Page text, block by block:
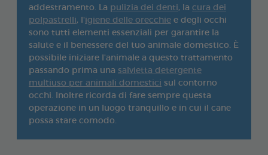
addestramento. La pulizia dei denti, la cura dei
polpastrelli, l'igiene delle orecchie e degli occhi
sono tutti elementi essenziali per garantire la
salute e il benessere del tuo animale domestico. È
possibile iniziare l'animale a questo trattamento
passando prima una salvietta detergente
multiuso per animali domestici sul contorno
occhi. Inoltre ricorda di fare sempre questa
operazione in un luogo tranquillo e in cui il cane
possa stare comodo.